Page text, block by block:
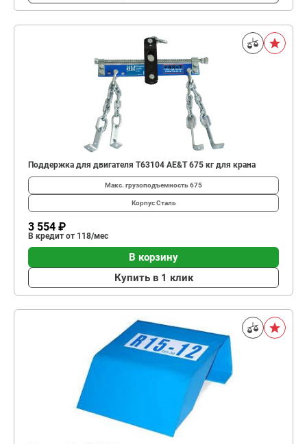
Поддержка для двигателя T63104 AE&T 675 кг для крана
Макс. грузоподъемность675
КорпусСталь
3 554 ₽
В кредит от 118/мес
В корзину
Купить в 1 клик